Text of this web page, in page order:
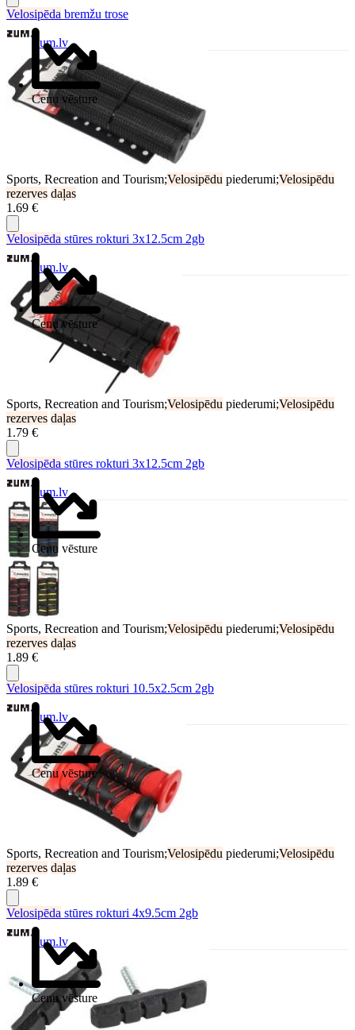
Cenu vēsture
Velosipēda bremžu trose
Zum.lv
Sports, Recreation and Tourism;Velosipēdu piederumi;Velosipēdu
rezerves daļas
1.69 €
Cenu vēsture
Velosipēda stūres rokturi 3x12.5cm 2gb
Zum.lv
Sports, Recreation and Tourism;Velosipēdu piederumi;Velosipēdu
rezerves daļas
1.79 €
Cenu vēsture
Velosipēda stūres rokturi 3x12.5cm 2gb
Zum.lv
Sports, Recreation and Tourism;Velosipēdu piederumi;Velosipēdu
rezerves daļas
1.89 €
Cenu vēsture
Velosipēda stūres rokturi 10.5x2.5cm 2gb
Zum.lv
Sports, Recreation and Tourism;Velosipēdu piederumi;Velosipēdu
rezerves daļas
1.89 €
Cenu vēsture
Velosipēda stūres rokturi 4x9.5cm 2gb
Zum.lv